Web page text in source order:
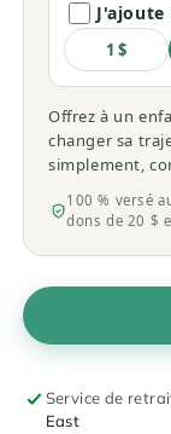
—
Mélèze
20
J'ajoute
1 $
Offrez à un
changer sa
simplement,
100 % versé
dons de 20 $
Service de
East